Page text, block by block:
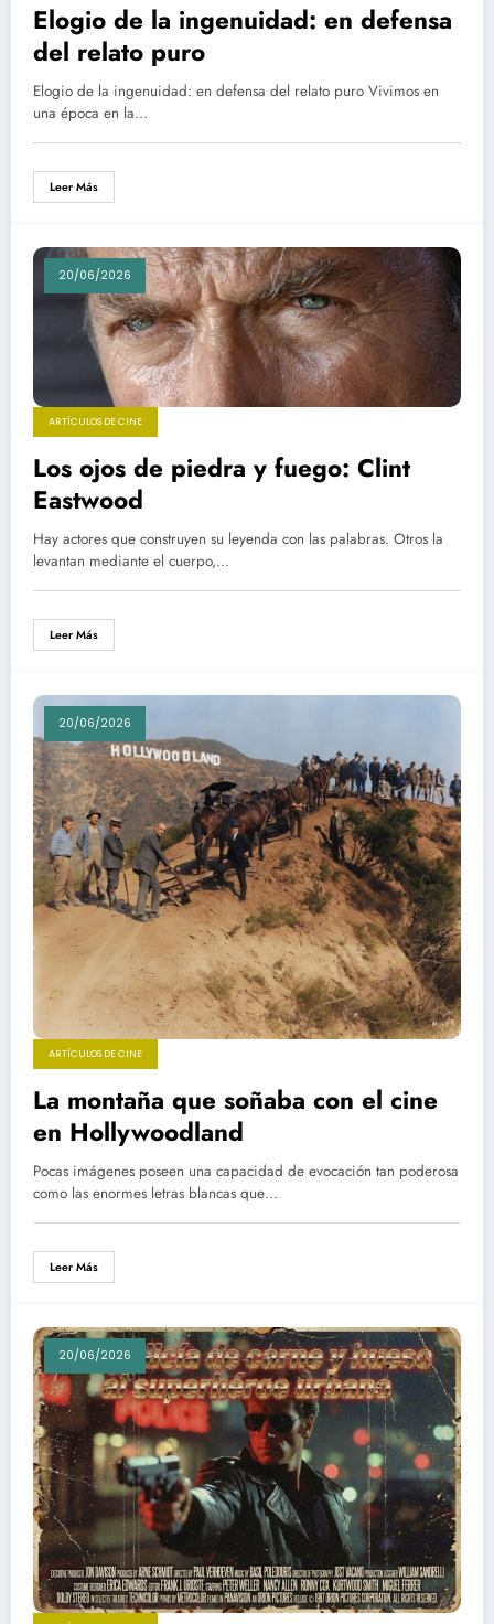
Elogio de la ingenuidad: en defensa
del relato puro
Elogio de la ingenuidad: en defensa del relato puro Vivimos en
una época en la…
Leer Más
20/06/2026
ARTÍCULOS DE CINE
Los ojos de piedra y fuego: Clint
Eastwood
Hay actores que construyen su leyenda con las palabras. Otros la
levantan mediante el cuerpo,…
Leer Más
20/06/2026
ARTÍCULOS DE CINE
La montaña que soñaba con el cine
en Hollywoodland
Pocas imágenes poseen una capacidad de evocación tan poderosa
como las enormes letras blancas que…
Leer Más
20/06/2026